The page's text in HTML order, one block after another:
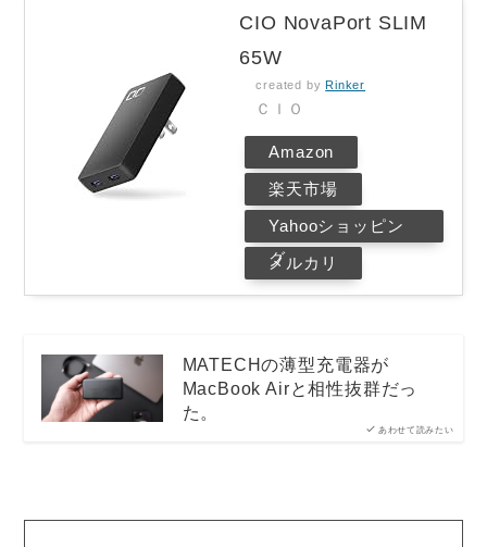
CIO NovaPort SLIM
65W
created by Rinker
ＣＩＯ
Amazon
楽天市場
Yahooショッピン
グ
メルカリ
あわせて読みたい
MATECHの薄型充電器が
MacBook Airと相性抜群だっ
た。